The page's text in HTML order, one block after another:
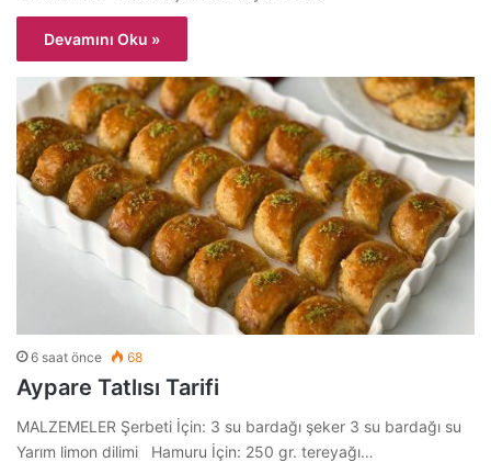
Devamını Oku »
6 saat önce 68
Aypare Tatlısı Tarifi
MALZEMELER Şerbeti İçin: 3 su bardağı şeker 3 su bardağı su
Yarım limon dilimi Hamuru İçin: 250 gr. tereyağı…